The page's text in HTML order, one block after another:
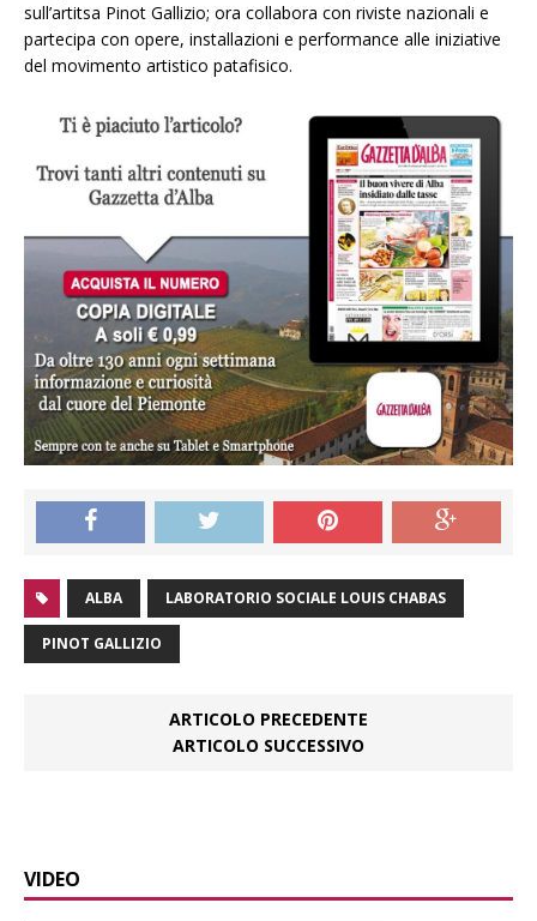
sull’artitsa Pinot Gallizio; ora collabora con riviste nazionali e
partecipa con opere, installazioni e performance alle iniziative
del movimento artistico patafisico.
ALBA LABORATORIO SOCIALE LOUIS CHABAS
PINOT GALLIZIO
ARTICOLO PRECEDENTE
ARTICOLO SUCCESSIVO
VIDEO